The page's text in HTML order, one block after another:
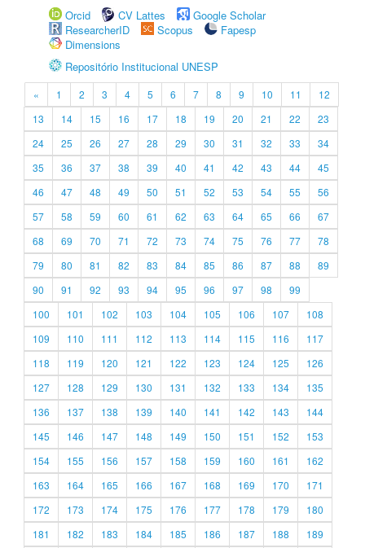
Orcid
CV Lattes
Google Scholar
ResearcherID
Scopus
Fapesp
Dimensions
Repositório Institucional UNESP
« 1 2 3 4 5 6 7 8 9 10 11
12
13
14 15 16 17 18 19 20 21 22
23
24
25 26 27 28 29 30 31 32 33
34
35
36 37 38 39 40 41 42 43 44
45
46
47 48 49 50 51 52 53 54 55
56
57
58 59 60 61 62 63 64 65 66
67
68
69 70 71 72 73 74 75 76 77
78
79
80 81 82 83 84 85 86 87 88
89
90
91 92 93 94 95 96 97 98
99
100
101 102 103 104 105 106 107
108
109
110 111 112 113 114 115 116
117
118
119 120 121 122 123 124 125
126
127
128 129 130 131 132 133 134
135
136
137 138 139 140 141 142 143
144
145
146 147 148 149 150 151 152
153
154
155 156 157 158 159 160 161
162
163
164 165 166 167 168 169 170
171
172
173 174 175 176 177 178 179
180
181
182 183 184 185 186 187 188
189